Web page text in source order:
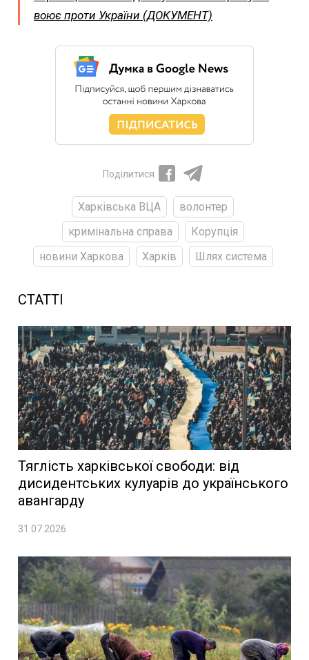
воює проти України (ДОКУМЕНТ)
Поділитися
Харківська ВЦА
волонтер
кримінальна справа
Корупція
новини Харкова
Харків Шлях система
СТАТТІ
Тяглість харківської свободи: від
дисидентських кулуарів до українського
авангарду
31.07.2026